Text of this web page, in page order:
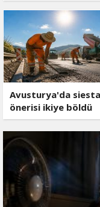
Avusturya'da siesta
önerisi ikiye böldü